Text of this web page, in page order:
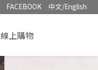
FACEBOOK 中文/English
線上購物